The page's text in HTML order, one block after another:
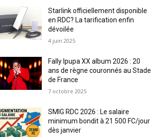
Starlink officiellement disponible
en RDC? La tarification enfin
dévoilée
4 juin 2025
Fally Ipupa XX album 2026 : 20
ans de règne couronnés au Stade
de France
7 octobre 2025
SMIG RDC 2026 : Le salaire
minimum bondit à 21 500 FC/jour
dès janvier